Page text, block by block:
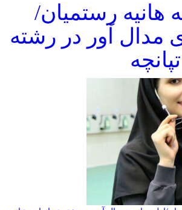
هانیه رستمیان/
مدال آور در رشته